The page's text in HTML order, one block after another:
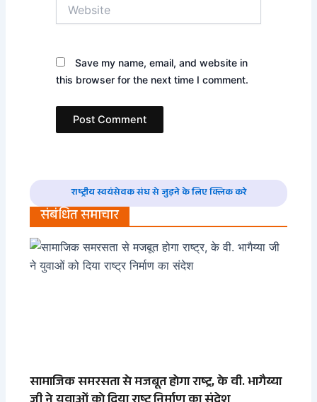
Save my name, email, and website in
this browser for the next time I comment.
राष्ट्रीय स्वयंसेवक संघ से जुड़ने के लिए क्लिक करे
संबंधित समाचार
सामाजिक समरसता से मजबूत होगा राष्ट्र, के वी. भागैय्या